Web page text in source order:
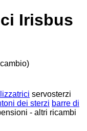
Irisbus
servosterzi
dei sterzi barre di
- altri ricambi